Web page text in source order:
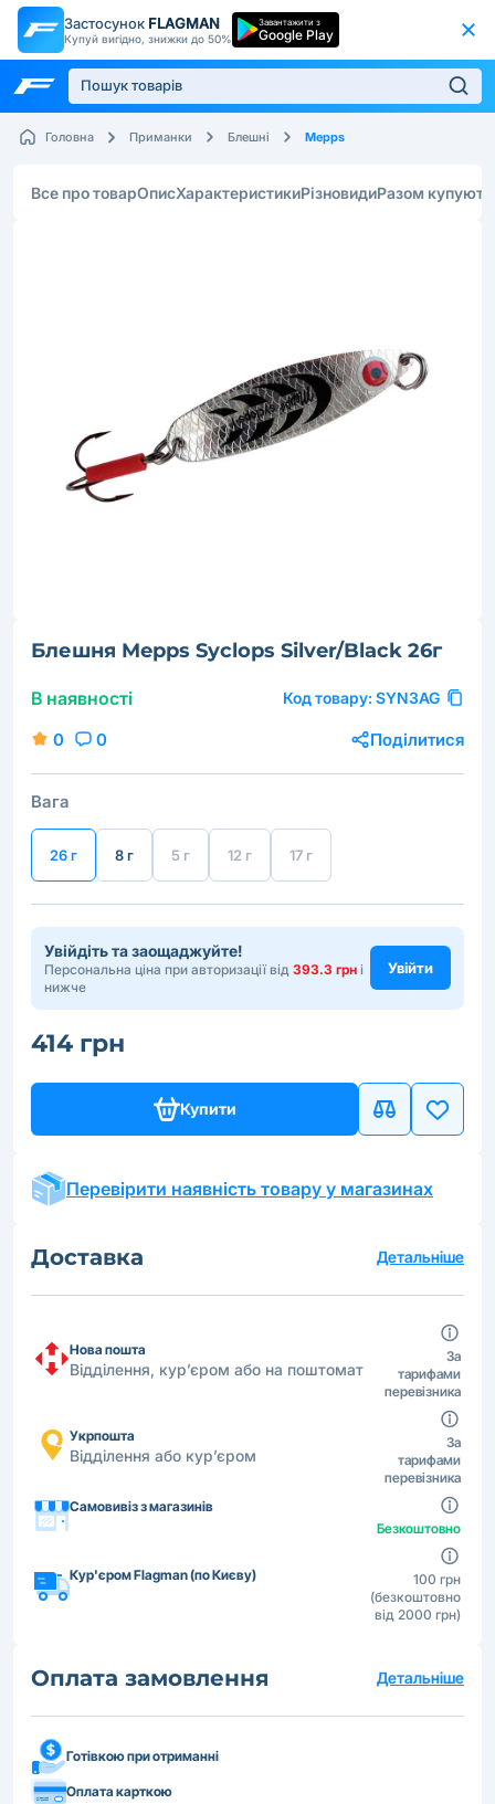
Застосунок FLAGMAN
Купуй вигідно, знижки до 50%
Завантажити з
Google Play
Головна Приманки Блешні Mepps
Все про товарОписХарактеристикиРізновидиРазом купують
Блешня Mepps Syclops Silver/Black 26г
В наявності Код товару: SYN3AG
0 0 Поділитися
Вага
26 г 8 г 5 г 12 г 17 г
Увійдіть та заощаджуйте!
Персональна ціна при авторизації від 393.3 грн і
нижче
Увійти
414 грн
Купити
Перевірити наявність товару у магазинах
Доставка Детальніше
Нова пошта
Відділення, кур’єром або на поштомат
За
тарифами
перевізника
Укрпошта
Відділення або кур’єром
За
тарифами
перевізника
Самовивіз з магазинів
Безкоштовно
Кур'єром Flagman (по Києву)
100 грн
(безкоштовно
від 2000 грн)
Оплата замовлення Детальніше
Готівкою при отриманні
Оплата карткою